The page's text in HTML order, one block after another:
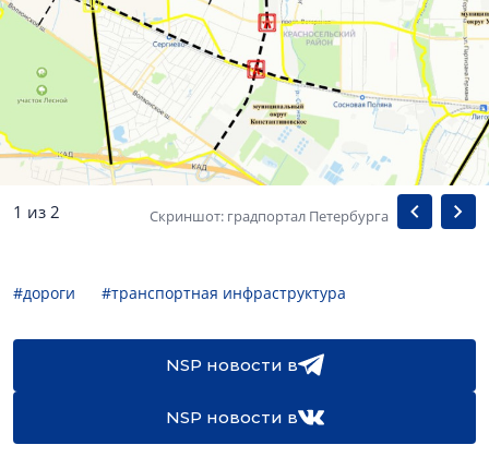
1 из 2 Скриншот: градпортал Петербурга
#дороги #транспортная инфраструктура
NSP новости в
NSP новости в